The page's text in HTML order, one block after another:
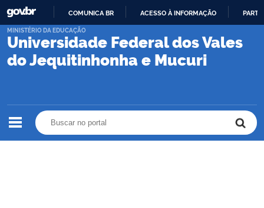
PARA
CONTEÚDO
COMUNICA BR ACESSO À INFORMAÇÃO
Universidade Federal dos Vales
do Jequitinhonha e Mucuri
MINISTÉRIO DA EDUCAÇÃO